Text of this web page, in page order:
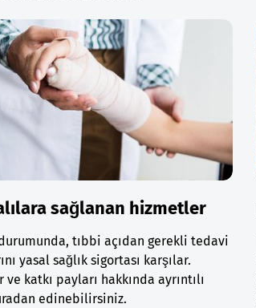
sağlanan hizmetler
tıbbi açıdan gerekli tedavi
yasal sağlık sigortası karşılar.
katkı payları hakkında ayrıntılı
edinebilirsiniz.